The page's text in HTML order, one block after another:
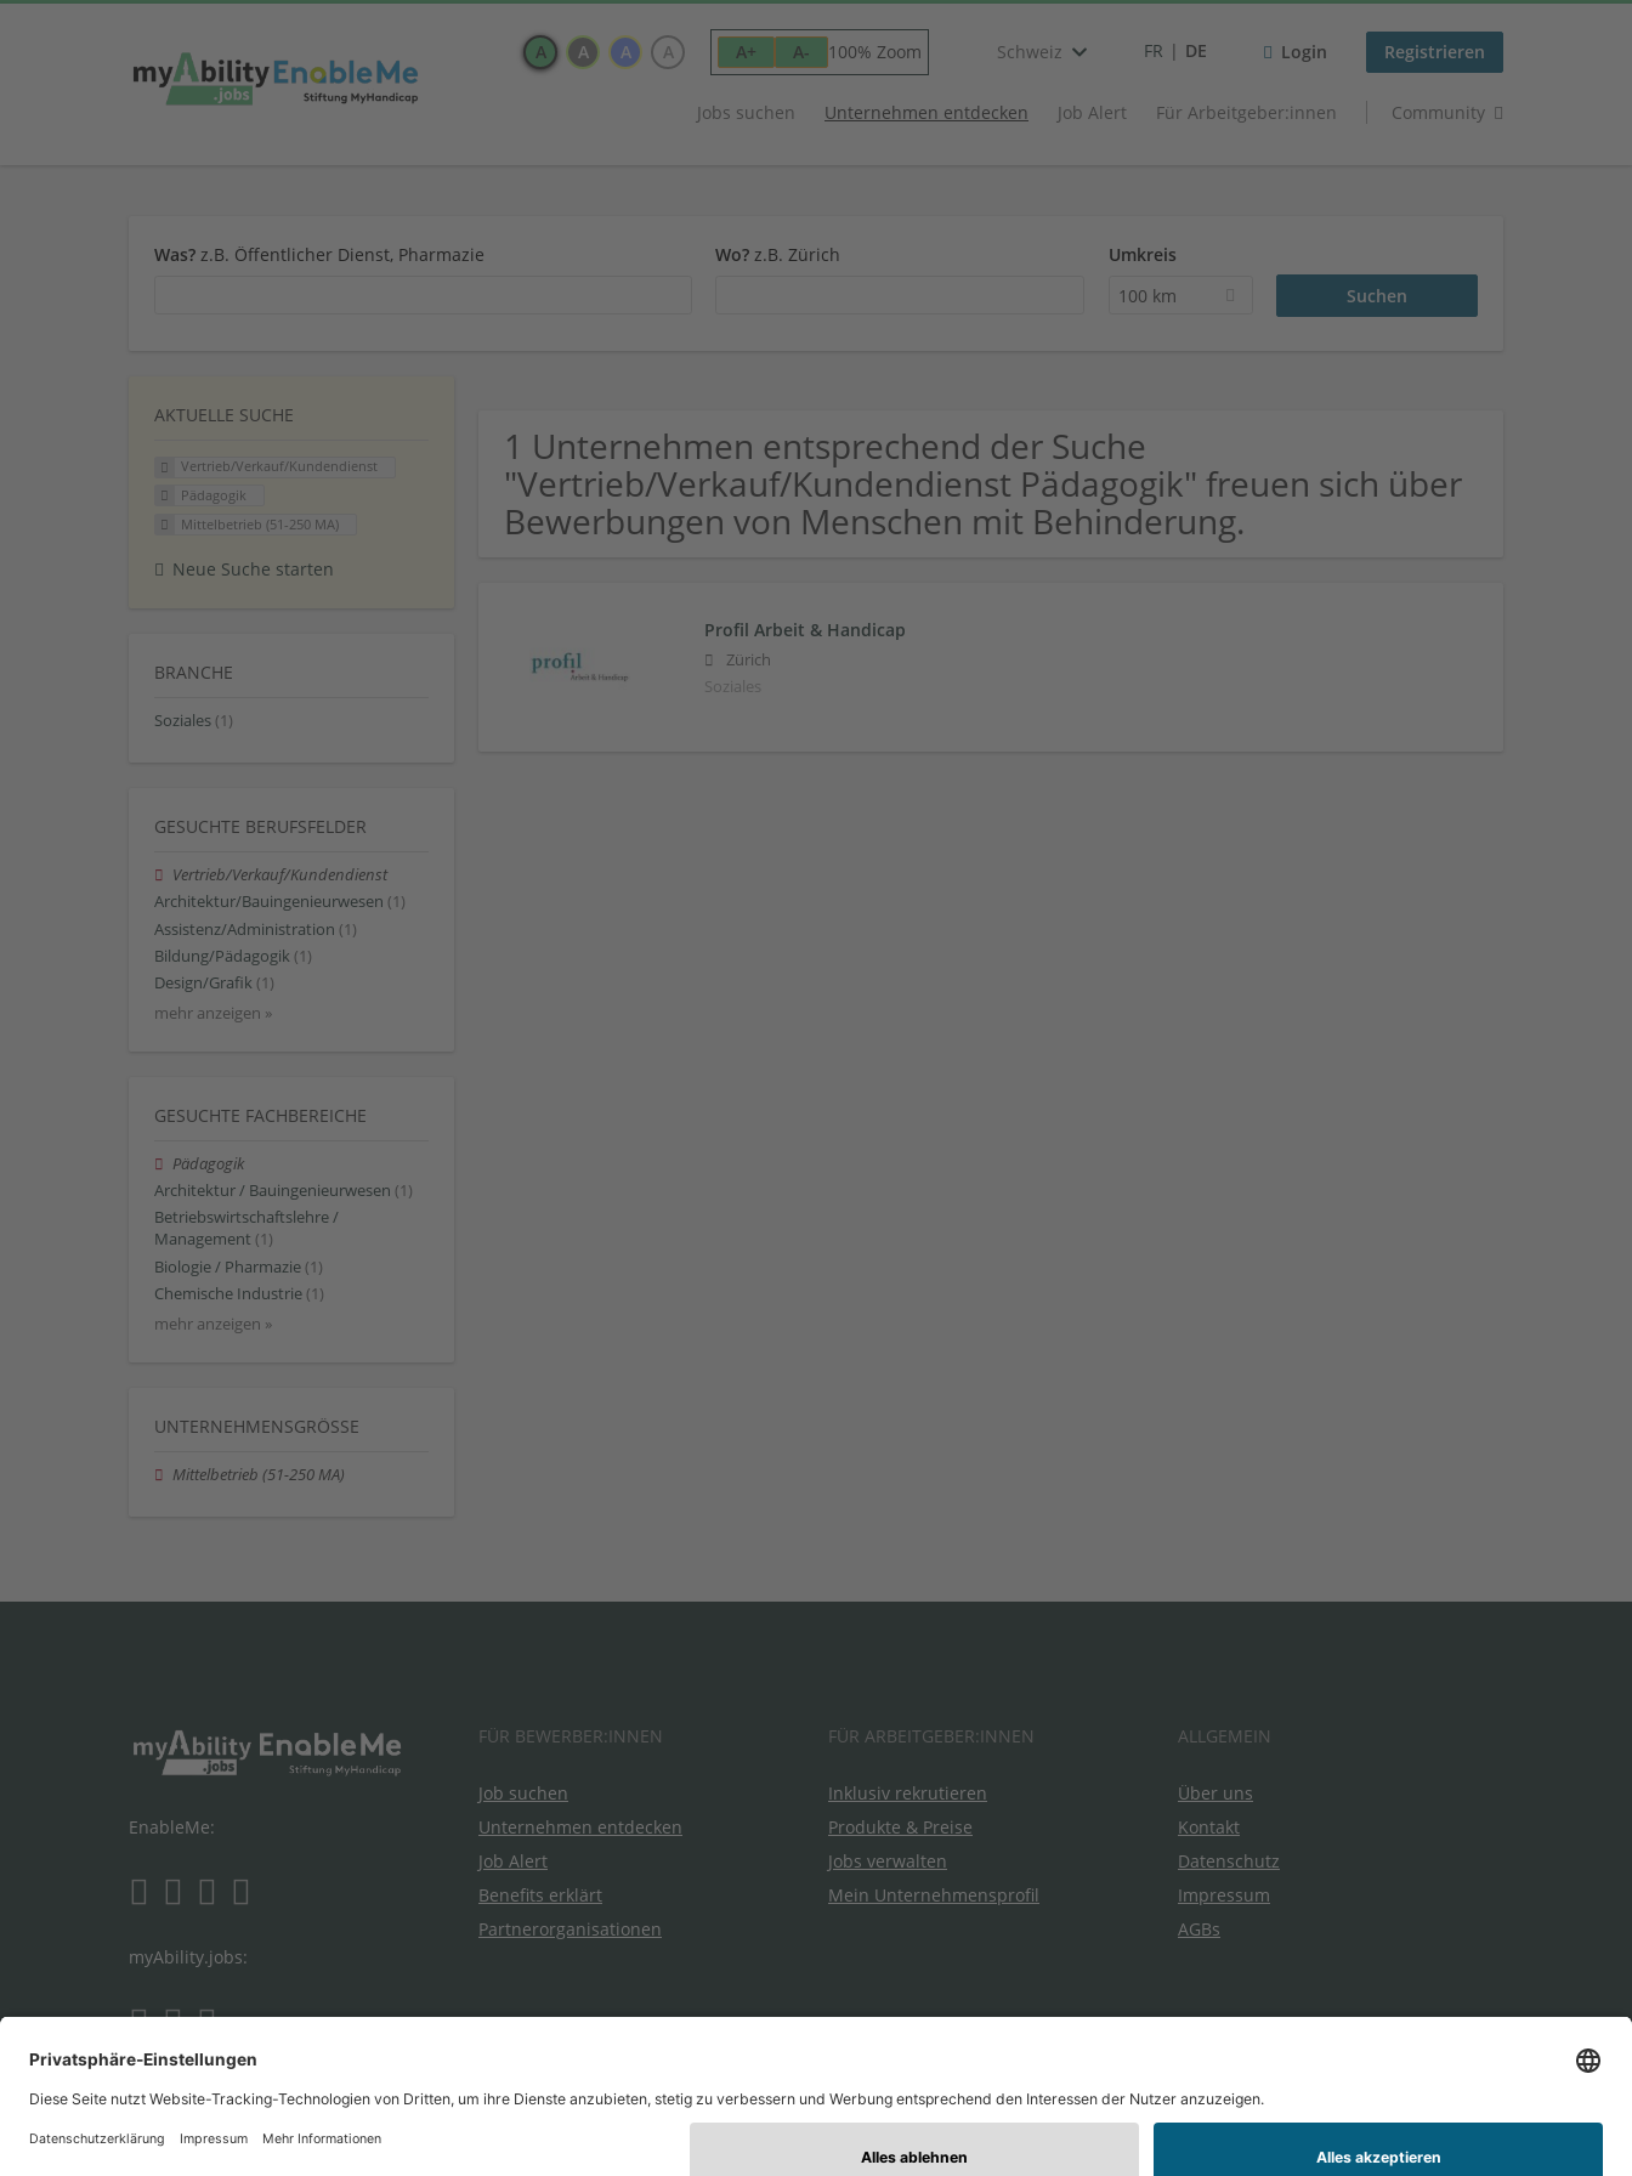
A A A A A+ A- 100% Zoom Schweiz FR DE Login Registrieren
Jobs suchen Unternehmen entdecken Job Alert Für Arbeitgeber:innen Community
Was? z.B. Öffentlicher Dienst, Pharmazie Wo? z.B. Zürich
Umkreis
100 km
AKTUELLE SUCHE
Vertrieb/Verkauf/Kundendienst
Pädagogik
Mittelbetrieb (51-250 MA)
Neue Suche starten
BRANCHE
Soziales (1)
GESUCHTE BERUFSFELDER
Vertrieb/Verkauf/Kundendienst
Architektur/Bauingenieurwesen (1)
Assistenz/Administration (1)
Bildung/Pädagogik (1)
Design/Grafik (1)
mehr anzeigen »
GESUCHTE FACHBEREICHE
Pädagogik
Architektur / Bauingenieurwesen (1)
Betriebswirtschaftslehre /
Management (1)
Biologie / Pharmazie (1)
Chemische Industrie (1)
mehr anzeigen »
UNTERNEHMENSGRÖSSE
Mittelbetrieb (51-250 MA)
1 Unternehmen entsprechend der Suche
"Vertrieb/Verkauf/Kundendienst Pädagogik" freuen sich über
Bewerbungen von Menschen mit Behinderung.
Profil Arbeit & Handicap
Zürich
Soziales
EnableMe:
myAbility.jobs:
FÜR BEWERBER:INNEN
Job suchen
Unternehmen entdecken
Job Alert
Benefits erklärt
Partnerorganisationen
FÜR ARBEITGEBER:INNEN
Inklusiv rekrutieren
Produkte & Preise
Jobs verwalten
Mein Unternehmensprofil
ALLGEMEIN
Über uns
Kontakt
Datenschutz
Impressum
AGBs